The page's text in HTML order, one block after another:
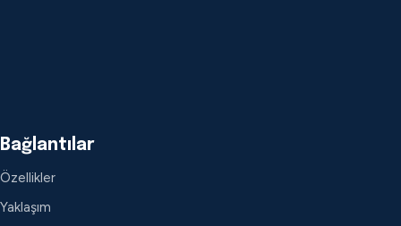
Bağlantılar
Özellikler
Yaklaşım